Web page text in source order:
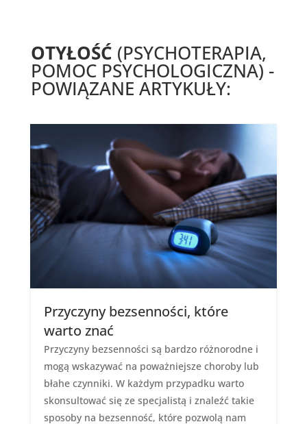
OTYŁOŚĆ (PSYCHOTERAPIA,
POMOC PSYCHOLOGICZNA) -
POWIĄZANE ARTYKUŁY:
Przyczyny bezsenności, które
warto znać
Przyczyny bezsenności są bardzo różnorodne i
mogą wskazywać na poważniejsze choroby lub
błahe czynniki. W każdym przypadku warto
skonsultować się ze specjalistą i znaleźć takie
sposoby na bezsenność, które pozwolą nam